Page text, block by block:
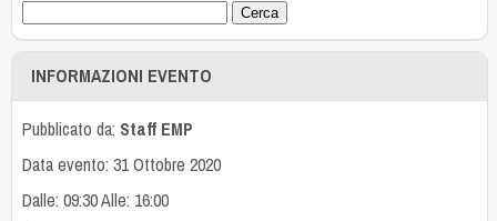
INFORMAZIONI EVENTO
Pubblicato da: Staff EMP
Data evento: 31 Ottobre 2020
Dalle: 09:30 Alle: 16:00